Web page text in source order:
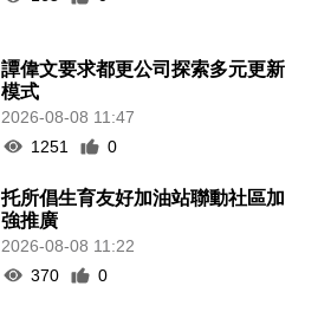
譚偉文要求都更公司探索多元更新
模式
2026-08-08 11:47
1251
0
托所倡生育友好加油站聯動社區加
強推廣
2026-08-08 11:22
370
0